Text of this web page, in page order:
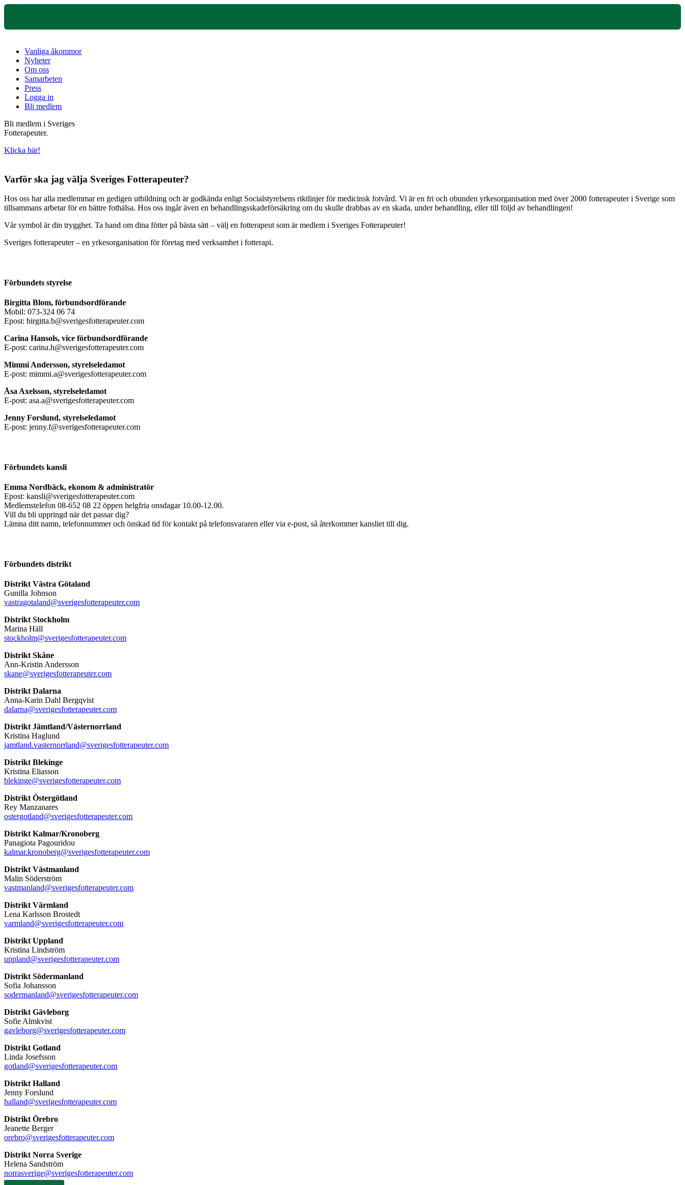
Vanliga åkommor
Nyheter
Om oss
Samarbeten
Press
Logga in
Bli medlem
Bli medlem i Sveriges
Fotterapeuter.
Klicka här!
Varför ska jag välja Sveriges Fotterapeuter?
Hos oss har alla medlemmar en gedigen utbildning och är godkända enligt Socialstyrelsens riktlinjer för medicinsk fotvård. Vi är en fri och obunden yrkesorganisation med över 2000 fotterapeuter i Sverige som
tillsammans arbetar för en bättre fothälsa. Hos oss ingår även en behandlingsskadeförsäkring om du skulle drabbas av en skada, under behandling, eller till följd av behandlingen!
Vår symbol är din trygghet. Ta hand om dina fötter på bästa sätt – välj en fotterapeut som är medlem i Sveriges Fotterapeuter!
Sveriges fotterapeuter – en yrkesorganisation för företag med verksamhet i fotterapi.
Förbundets styrelse
Birgitta Blom, förbundsordförande
Mobil: 073-324 06 74
Epost: birgitta.b@sverigesfotterapeuter.com
Carina Hansols, vice förbundsordförande
E-post: carina.h@sverigesfotterapeuter.com
Mimmi Andersson, styrelseledamot
E-post: mimmi.a@sverigesfotterapeuter.com
Åsa Axelsson, styrelseledamot
E-post: asa.a@sverigesfotterapeuter.com
Jenny Forslund, styrelseledamot
E-post: jenny.f@sverigesfotterapeuter.com
Förbundets kansli
Emma Nordbäck, ekonom & administratör
Epost: kansli@sverigesfotterapeuter.com
Medlemstelefon 08-652 08 22 öppen helgfria onsdagar 10.00-12.00.
Vill du bli uppringd när det passar dig?
Lämna ditt namn, telefonnummer och önskad tid för kontakt på telefonsvararen eller via e-post, så återkommer kansliet till dig.
Förbundets distrikt
Distrikt Västra Götaland
Gunilla Johnson
vastragotaland@sverigesfotterapeuter.com
Distrikt Stockholm
Marina Häll
stockholm@sverigesfotterapeuter.com
Distrikt Skåne
Ann-Kristin Andersson
skane@sverigesfotterapeuter.com
Distrikt Dalarna
Anna-Karin Dahl Bergqvist
dalarna@sverigesfotterapeuter.com
Distrikt Jämtland/Västernorrland
Kristina Haglund
jamtland.vasternorrland@sverigesfotterapeuter.com
Distrikt Blekinge
Kristina Eliasson
blekinge@sverigesfotterapeuter.com
Distrikt Östergötland
Rey Manzanares
ostergotland@sverigesfotterapeuter.com
Distrikt Kalmar/Kronoberg
Panagiota Pagouridou
kalmar.kronoberg@sverigesfotterapeuter.com
Distrikt Västmanland
Malin Söderström
vastmanland@sverigesfotterapeuter.com
Distrikt Värmland
Lena Karlsson Brostedt
varmland@sverigesfotterapeuter.com
Distrikt Uppland
Kristina Lindström
uppland@sverigesfotterapeuter.com
Distrikt Södermanland
Sofia Johansson
sodermanland@sverigesfotterapeuter.com
Distrikt Gävleborg
Sofie Almkvist
gavleborg@sverigesfotterapeuter.com
Distrikt Gotland
Linda Josefsson
gotland@sverigesfotterapeuter.com
Distrikt Halland
Jenny Forslund
halland@sverigesfotterapeuter.com
Distrikt Örebro
Jeanette Berger
orebro@sverigesfotterapeuter.com
Distrikt Norra Sverige
Helena Sandström
norrasverige@sverigesfotterapeuter.com